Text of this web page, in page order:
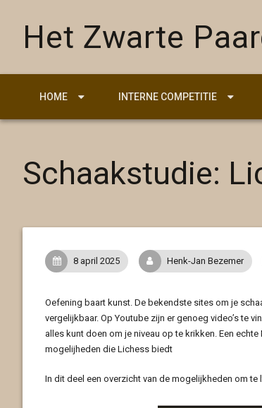
Het Zwarte
HOME INTERNE COMPETITIE
Schaakstudie:
8 april 2025 Henk-Jan Bezemer
Oefening baart kunst. De bekendste sites om je
vergelijkbaar. Op Youtube zijn er genoeg video’s te
alles kunt doen om je niveau op te krikken. Een
mogelijheden die Lichess biedt
In dit deel een overzicht van de mogelijkheden om